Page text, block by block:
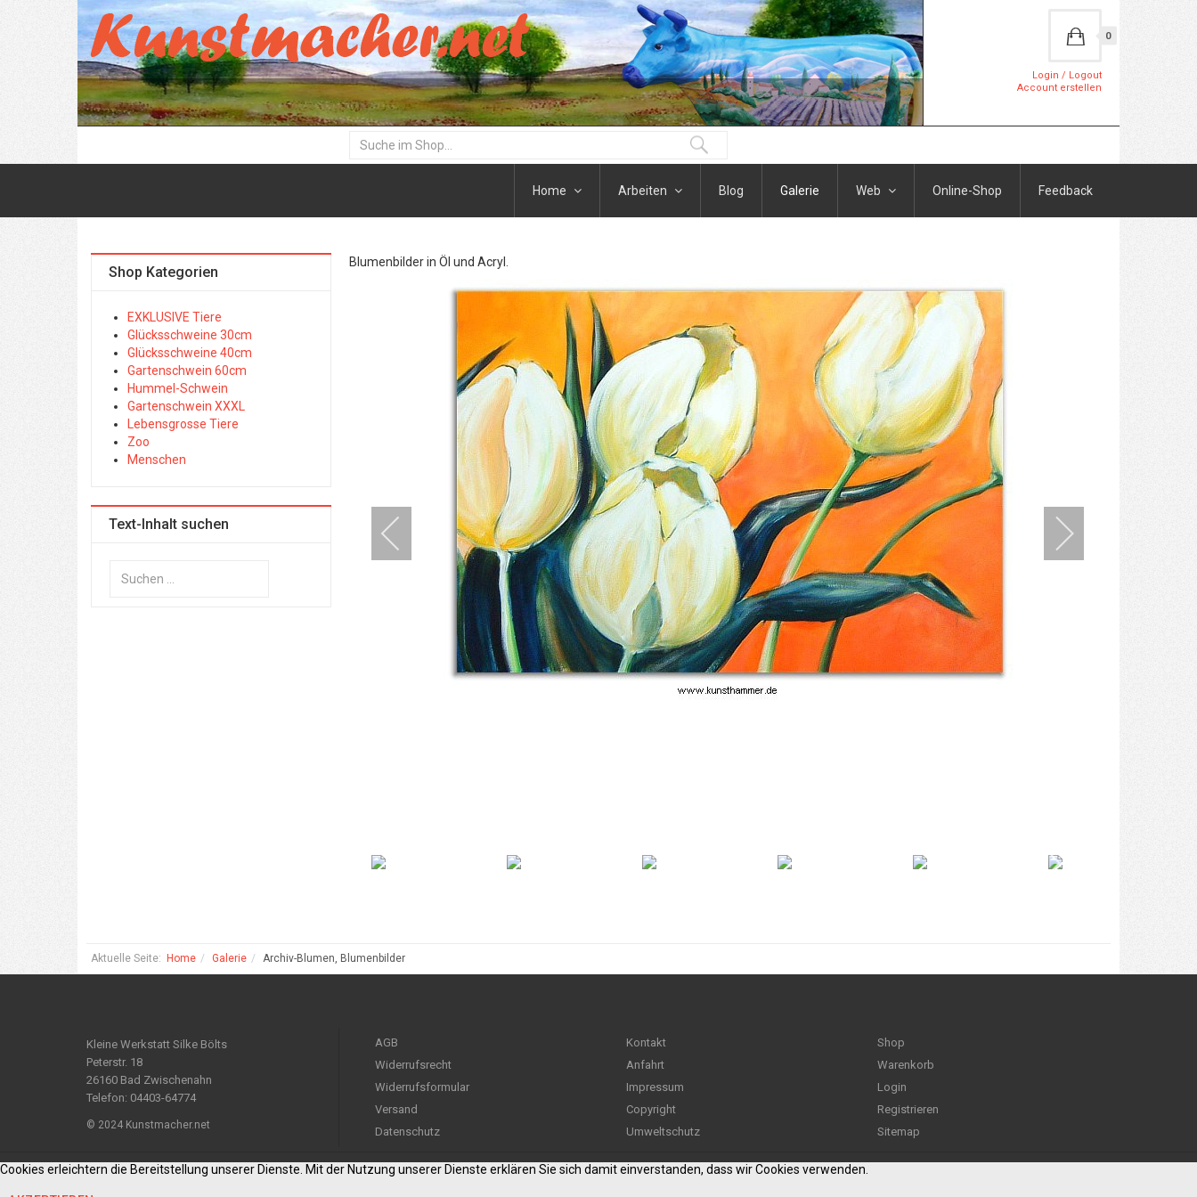
0
Login / Logout
Account erstellen
Home Arbeiten Blog Galerie Web Online-Shop Feedback
Blumenbilder in Öl und Acryl.
Shop Kategorien
EXKLUSIVE Tiere
Glücksschweine 30cm
Glücksschweine 40cm
Gartenschwein 60cm
Hummel-Schwein
Gartenschwein XXXL
Lebensgrosse Tiere
Zoo
Menschen
Text-Inhalt suchen
Aktuelle Seite: Home Galerie Archiv-Blumen, Blumenbilder
Kleine Werkstatt Silke Bölts
Peterstr. 18
26160 Bad Zwischenahn
Telefon: 04403-64774
© 2024 Kunstmacher.net
AGB
Widerrufsrecht
Widerrufsformular
Versand
Datenschutz
Kontakt
Anfahrt
Impressum
Copyright
Umweltschutz
Shop
Warenkorb
Login
Registrieren
Sitemap
Cookies erleichtern die Bereitstellung unserer Dienste. Mit der Nutzung unserer Dienste erklären Sie sich damit einverstanden, dass wir Cookies verwenden.